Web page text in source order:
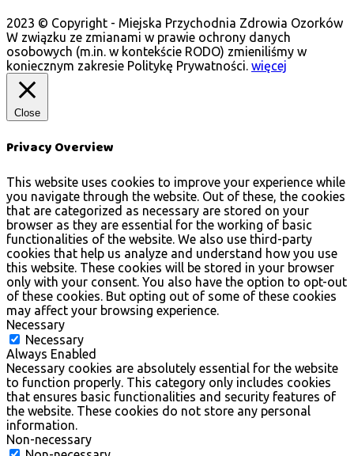
2023 © Copyright - Miejska Przychodnia Zdrowia Ozorków
W związku ze zmianami w prawie ochrony danych
osobowych (m.in. w kontekście RODO) zmieniliśmy w
koniecznym zakresie Politykę Prywatności. więcej
Close
Privacy Overview
This website uses cookies to improve your experience while
you navigate through the website. Out of these, the cookies
that are categorized as necessary are stored on your
browser as they are essential for the working of basic
functionalities of the website. We also use third-party
cookies that help us analyze and understand how you use
this website. These cookies will be stored in your browser
only with your consent. You also have the option to opt-out
of these cookies. But opting out of some of these cookies
may affect your browsing experience.
Necessary
Necessary
Always Enabled
Necessary cookies are absolutely essential for the website
to function properly. This category only includes cookies
that ensures basic functionalities and security features of
the website. These cookies do not store any personal
information.
Non-necessary